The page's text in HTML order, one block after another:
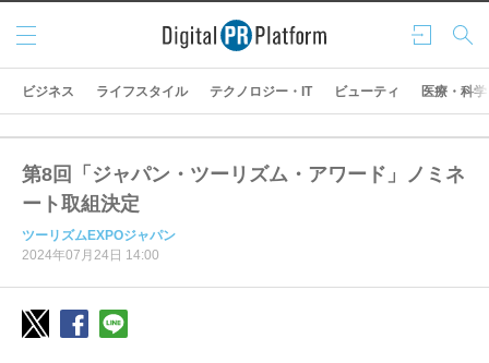
ログ
イン
検索
メニ
ュー
ビジネス ライフスタイル テクノロジー・IT ビューティ 医療・科学
第8回「ジャパン・ツーリズム・アワード」ノミネ
ート取組決定
ツーリズムEXPOジャパン
2024年07月24日 14:00